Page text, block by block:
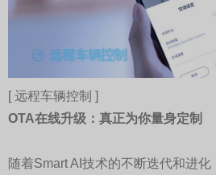
[ 远程车辆控制 ]
OTA在线升级：真正为你量身定制
随着Smart AI技术的不断迭代和进